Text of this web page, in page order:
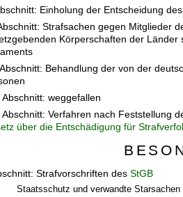
Einholung der Entscheidung
Strafsachen gegen Mitglieder
Körperschaften der Länder
Behandlung der von der
Abschnitt: weggefallen
Abschnitt: Verfahren nach Feststellung
über die Entschädigung für
Strafvorschriften desStGB
Staatsschutz und verwandte Starsachen